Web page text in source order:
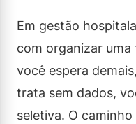
Em gestão
com organizar uma
você espera
trata sem dados,
seletiva. O